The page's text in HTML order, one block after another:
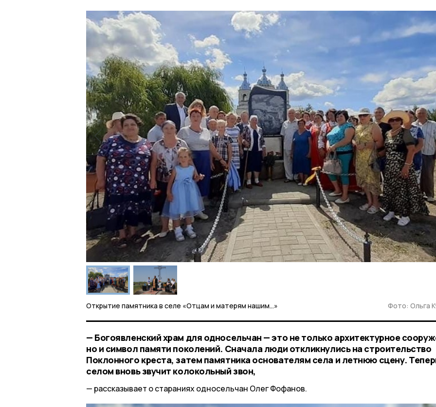
Открытие памятника в селе «Отцам и матерям нашим…» Фото: Ольга
— Богоявленский храм для односельчан — это не только архитектурное
но и символ памяти поколений. Сначала люди откликнулись на строительство
Поклонного креста, затем памятника основателям села и летнюю сцену.
селом вновь звучит колокольный звон,
рассказывает о стараниях односельчан Олег Фофанов.